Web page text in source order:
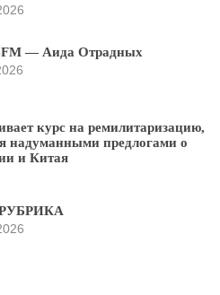
— Аида Отрадных
курс на ремилитаризацию,
надуманными предлогами о
и Китая